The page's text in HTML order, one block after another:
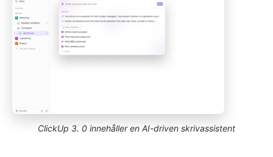
ClickUp 3. 0 innehåller en AI-driven skrivassistent